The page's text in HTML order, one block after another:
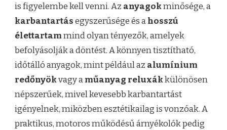
is figyelembe kell venni. Az anyagokminősége, a
karbantartásegyszerűsége és ahosszú
élettartammind olyan tényezők, amelyek
befolyásolják a döntést. A könnyen tisztítható,
időtálló anyagok, mint például az alumínium
redőnyökvagy aműanyag reluxákkülönösen
népszerűek, mivel kevesebb karbantartást
igényelnek, miközben esztétikailag is vonzóak. A
praktikus, motoros működésű árnyékolók pedig